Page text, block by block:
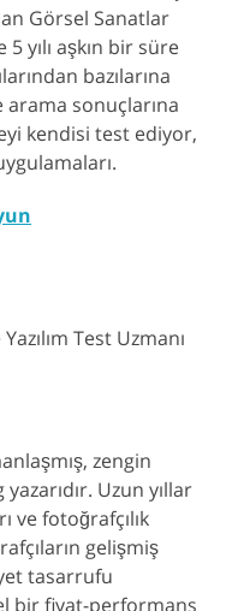
Görsel Sanatlar
yılı aşkın bir süre
bazılarına
arama sonuçlarına
kendisi test ediyor,
Test Uzmanı
zengin
Uzun yıllar
ve fotoğrafçılık
gelişmiş
tasarrufu
bir fiyat-performans